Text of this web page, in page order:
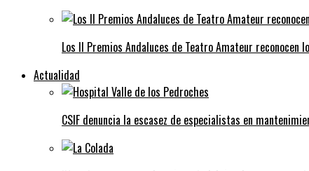
Los II Premios Andaluces de Teatro Amateur reconocen
Actualidad
CSIF denuncia la escasez de especialistas en